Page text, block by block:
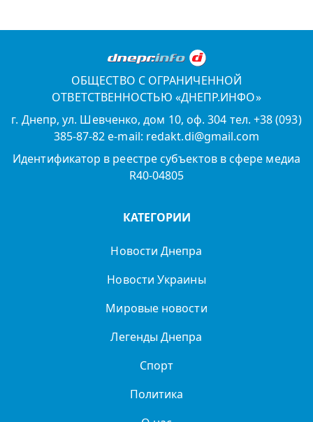
ОБЩЕСТВО С ОГРАНИЧЕННОЙ
ОТВЕТСТВЕННОСТЬЮ «ДНЕПР.ИНФО»
г. Днепр, ул. Шевченко, дом 10, оф. 304 тел. +38 (093)
385-87-82 e-mail: redakt.di@gmail.com
Идентификатор в реестре субъектов в сфере медиа
R40-04805
КАТЕГОРИИ
Новости Днепра
Новости Украины
Мировые новости
Легенды Днепра
Спорт
Политика